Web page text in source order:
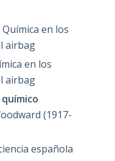
Química en los
airbag
en los
airbag
(1917-
española